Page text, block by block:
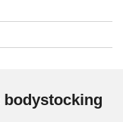
bodystocking